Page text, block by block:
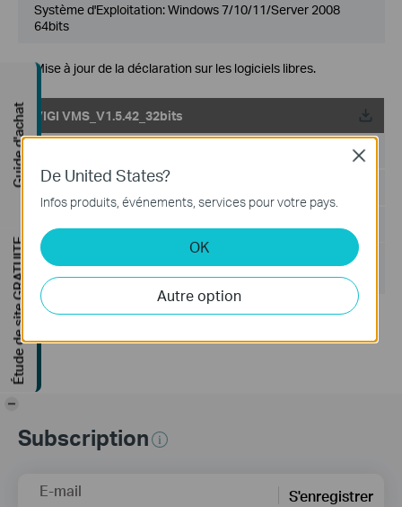
Système d'Exploitation: Windows 7/10/11/Server 2008
64bits
Mise à jour de la déclaration sur les logiciels libres.
VIGI VMS_V1.5.42_32bits
Système d'Exploitation: Windows 7/10/11/Server 2008
32bits
Mise à jour de la déclaration sur les logiciels libres.
Subscription
E-mail S'enregistrer
De United States?
Infos produits, événements, services pour votre pays.
OK
Autre option
Close
Guide d'achat
Étude de site GRATUITE
-